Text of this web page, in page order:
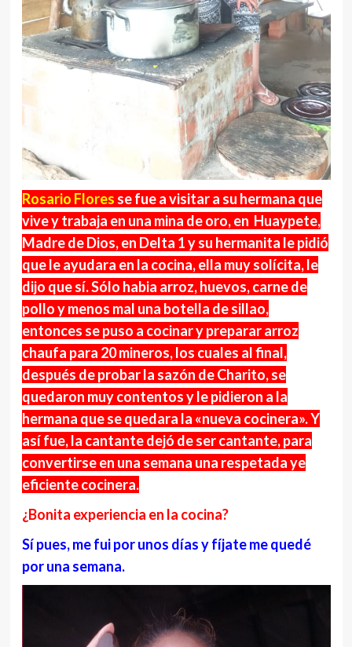
Rosario Flores se fue a visitar a su hermana que
vive y trabaja en una mina de oro, en Huaypete,
Madre de Dios, en Delta 1 y su hermanita le pidió
que le ayudara en la cocina, ella muy solícita, le
dijo que sí. Sólo habia arroz, huevos, carne de
pollo y menos mal una botella de sillao,
entonces se puso a cocinar y preparar arroz
chaufa para 20 mineros, los cuales al final,
después de probar la sazón de Charito, se
quedaron muy contentos y le pidieron a la
hermana que se quedara la «nueva cocinera». Y
así fue, la cantante dejó de ser cantante, para
convertirse en una semana una respetada ye
eficiente cocinera.
¿Bonita experiencia en la cocina?
Sí pues, me fui por unos días y fíjate me quedé
por una semana.